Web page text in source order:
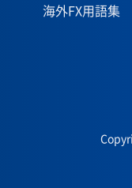
海外FX用語集